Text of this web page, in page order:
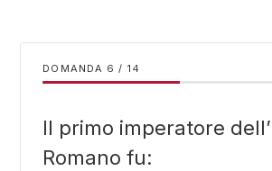
DOMANDA / 14
Il primo imperatore
Romano fu: